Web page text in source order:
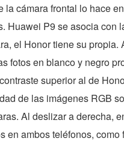
la cámara frontal lo hace
Huawei P9 se asocia con
el Honor tiene su propia.
fotos en blanco y negro
superior al de
de las imágenes RGB
Al deslizar a derecha,
en ambos teléfonos, como